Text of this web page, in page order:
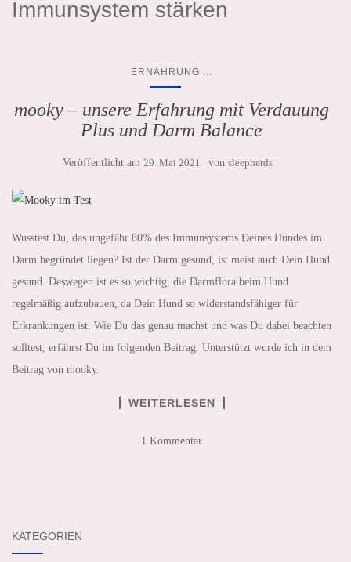
Immunsystem stärken
ERNÄHRUNG
mooky – unsere Erfahrung mit Verdauung
Plus und Darm Balance
Veröffentlicht am 29. Mai 2021 von sleepherds
Wusstest Du, das ungefähr 80% des Immunsystems Deines Hundes im
Darm begründet liegen? Ist der Darm gesund, ist meist auch Dein Hund
gesund. Deswegen ist es so wichtig, die Darmflora beim Hund
regelmäßig aufzubauen, da Dein Hund so widerstandsfähiger für
Erkrankungen ist. Wie Du das genau machst und was Du dabei beachten
solltest, erfährst Du im folgenden Beitrag. Unterstützt wurde ich in dem
Beitrag von mooky.
WEITERLESEN
1 Kommentar
KATEGORIEN